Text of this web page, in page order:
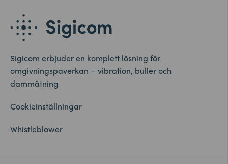
Sigicom erbjuder en komplett lösning för
omgivningspåverkan – vibration, buller och
dammätning
Cookieinställningar
Whistleblower